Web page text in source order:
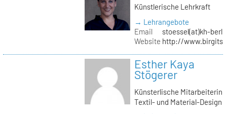
Künstlerische Lehrkraft
→ Lehrangebote
Email
stoessel(at)kh-
Website http://
Esther Kaya
Stögerer
Künsterlische Mitarbeiterin
Textil- und Material-Design